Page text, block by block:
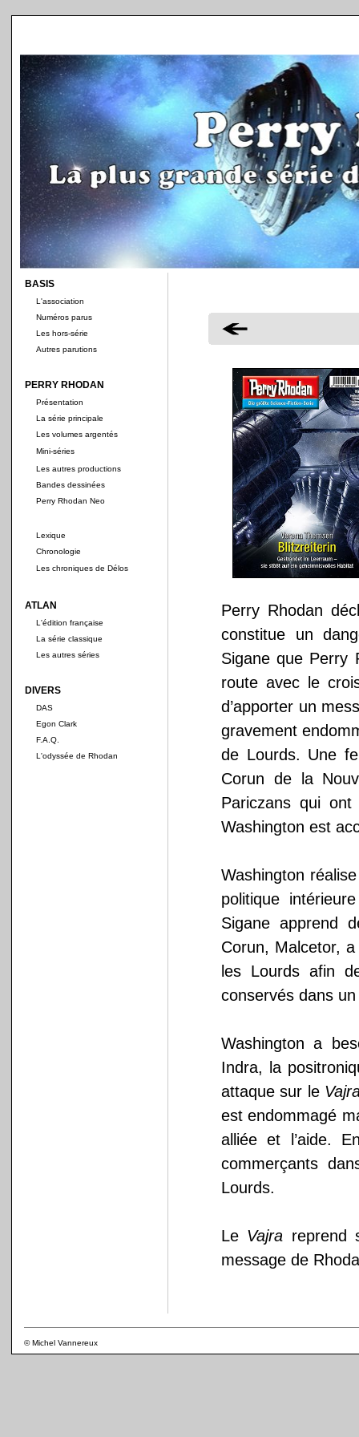
BASIS
L'association
Numéros parus
Les hors-série
Autres parutions
PERRY RHODAN
Présentation
La série principale
Les volumes argentés
Mini-séries
Les autres productions
Bandes dessinées
Perry Rhodan Neo
Lexique
Chronologie
Les chroniques de Délos
ATLAN
L'édition française
La série classique
Les autres séries
DIVERS
DAS
Egon Clark
F.A.Q.
L'odyssée de Rhodan
Perry Rhodan
constitue un
Sigane que Perry
route avec le
d’apporter un
gravement
de Lourds. Une
Corun de la
Pariczans qui
Washington est
Washington
politique
Sigane apprend
Corun, Malcetor,
les Lourds afin
conservés dans
Washington a
Indra, la
attaque sur le
est endommagé
alliée et l’aide.
commerçants
Lourds.
Le Vajra reprend
message de
© Michel Vannereux